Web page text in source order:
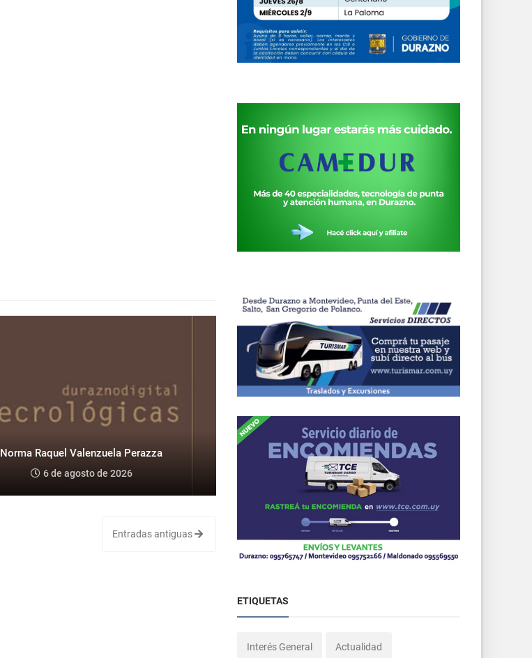
Norma Raquel Valenzuela Perazza
6 de agosto de 2026
Entradas antiguas
ETIQUETAS
Interés General Actualidad